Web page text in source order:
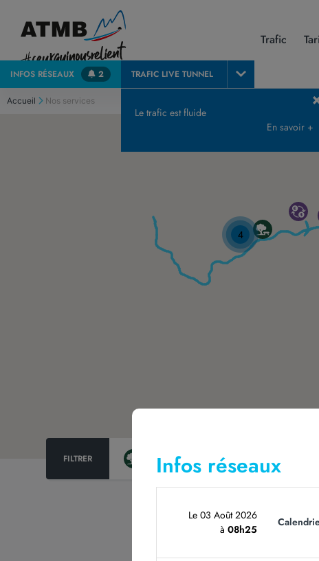
Trafic
INFOS RÉSEAUX 2 TRAFIC LIVE TUNNEL
Le trafic est fluide
En savoir +
Accueil Nos services
4
FILTRER Aires de repos
Infos réseaux
Le 03 Août 2026
à08h25